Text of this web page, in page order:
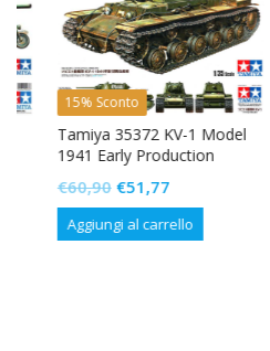
15% Sconto
Tamiya 35372 KV-1 Model
1941 Early Production
60,90Il
prezzo
originale
€51,77Il
prezzo
attuale
Aggiungi al carrello